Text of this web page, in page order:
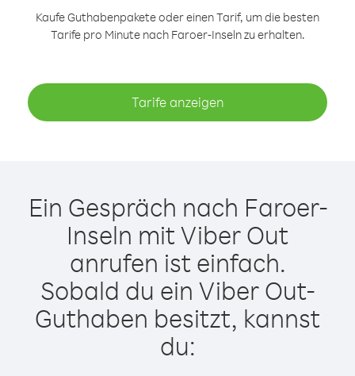
Kaufe Guthabenpakete oder einen Tarif, um die besten
Tarife pro Minute nach Faroer-Inseln zu erhalten.
Tarife anzeigen
Ein Gespräch nach Faroer-
Inseln mit Viber Out
anrufen ist einfach.
Sobald du ein Viber Out-
Guthaben besitzt, kannst
du: